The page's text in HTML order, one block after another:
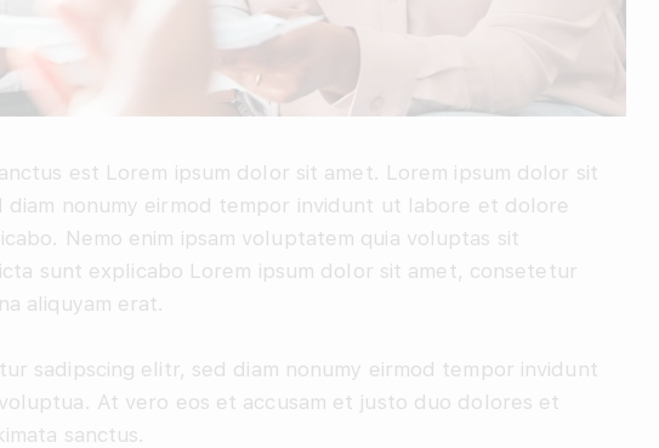
est Lorem ipsum dolor sit amet. Lorem ipsum dolor sit
nonumy eirmod tempor invidunt ut labore et dolore
Nemo enim ipsam voluptatem quia voluptas sit
sunt explicabo Lorem ipsum dolor sit amet, consetetur
aliquyam erat.
sadipscing elitr, sed diam nonumy eirmod tempor invidunt
At vero eos et accusam et justo duo dolores et
sanctus.